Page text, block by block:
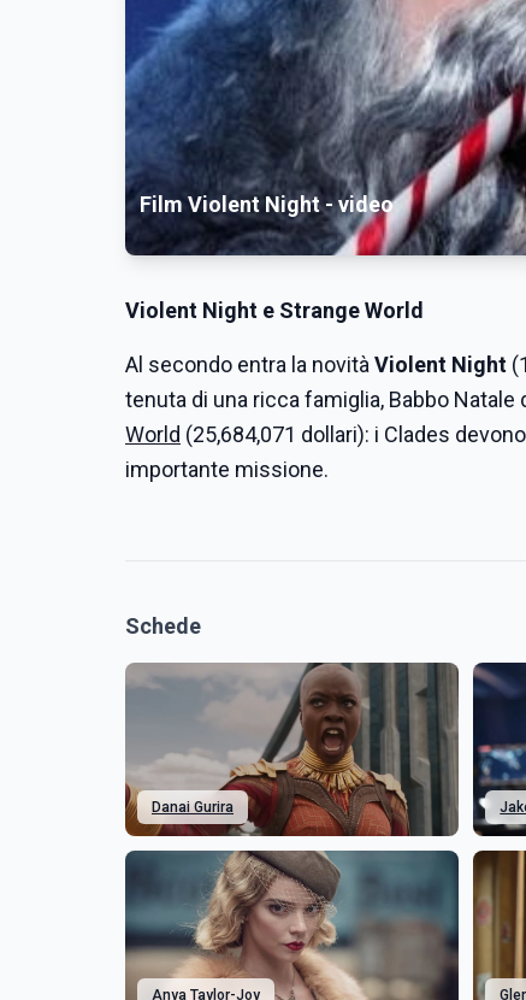
Film Violent Night - video
Violent Night e Strange World
Al secondo entra la novità Violent Night
tenuta di una ricca famiglia, Babbo
World (25,684,071 dollari): i Clades
importante missione.
Schede
Danai Gurira
Anya Taylor-Joy